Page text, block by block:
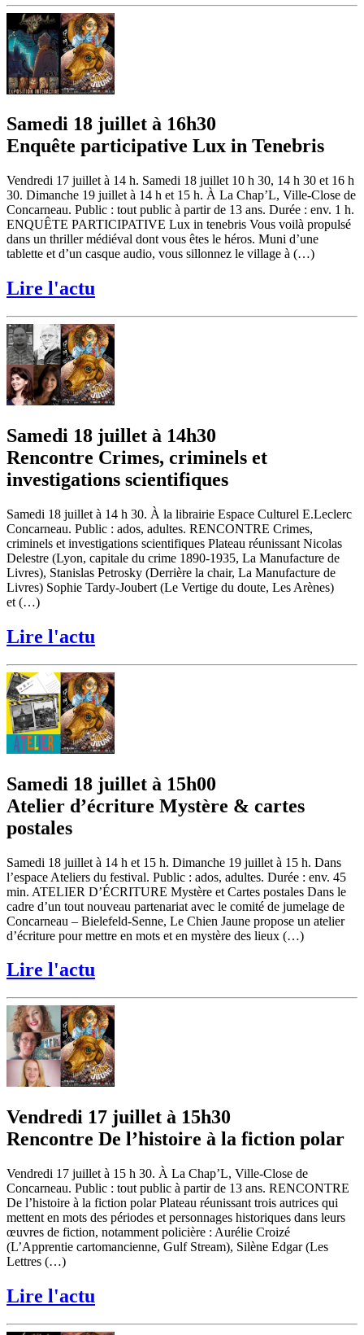
Samedi 18 juillet à 16h30
Enquête participative Lux in Tenebris
Vendredi 17 juillet à 14 h. Samedi 18 juillet 10 h 30, 14 h 30 et 16 h
30. Dimanche 19 juillet à 14 h et 15 h. À La Chap’L, Ville-Close de
Concarneau. Public : tout public à partir de 13 ans. Durée : env. 1 h.
ENQUÊTE PARTICIPATIVE Lux in tenebris Vous voilà propulsé
dans un thriller médiéval dont vous êtes le héros. Muni d’une
tablette et d’un casque audio, vous sillonnez le village à (…)
Lire l'actu
Samedi 18 juillet à 14h30
Rencontre Crimes, criminels et
investigations scientifiques
Samedi 18 juillet à 14 h 30. À la librairie Espace Culturel E.Leclerc
Concarneau. Public : ados, adultes. RENCONTRE Crimes,
criminels et investigations scientifiques Plateau réunissant Nicolas
Delestre (Lyon, capitale du crime 1890-1935, La Manufacture de
Livres), Stanislas Petrosky (Derrière la chair, La Manufacture de
Livres) Sophie Tardy-Joubert (Le Vertige du doute, Les Arènes)
et (…)
Lire l'actu
Samedi 18 juillet à 15h00
Atelier d’écriture Mystère & cartes
postales
Samedi 18 juillet à 14 h et 15 h. Dimanche 19 juillet à 15 h. Dans
l’espace Ateliers du festival. Public : ados, adultes. Durée : env. 45
min. ATELIER D’ÉCRITURE Mystère et Cartes postales Dans le
cadre d’un tout nouveau partenariat avec le comité de jumelage de
Concarneau – Bielefeld-Senne, Le Chien Jaune propose un atelier
d’écriture pour mettre en mots et en mystère des lieux (…)
Lire l'actu
Vendredi 17 juillet à 15h30
Rencontre De l’histoire à la fiction polar
Vendredi 17 juillet à 15 h 30. À La Chap’L, Ville-Close de
Concarneau. Public : tout public à partir de 13 ans. RENCONTRE
De l’histoire à la fiction polar Plateau réunissant trois autrices qui
mettent en mots des périodes et personnages historiques dans leurs
œuvres de fiction, notamment policière : Aurélie Croizé
(L’Apprentie cartomancienne, Gulf Stream), Silène Edgar (Les
Lettres (…)
Lire l'actu